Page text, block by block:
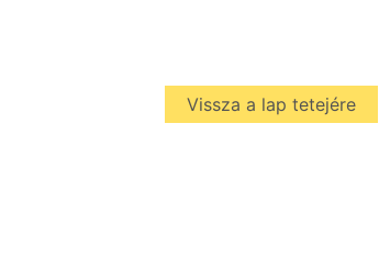
Vissza a lap tetejére